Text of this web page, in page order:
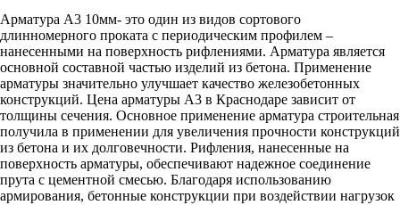
Арматура А3 10мм- это один из видов сортового
длинномерного проката с периодическим профилем –
нанесенными на поверхность рифлениями. Арматура является
основной составной частью изделий из бетона. Применение
арматуры значительно улучшает качество железобетонных
конструкций. Цена арматуры А3 в Краснодаре зависит от
толщины сечения. Основное применение арматура строительная
получила в применении для увеличения прочности конструкций
из бетона и их долговечности. Рифления, нанесенные на
поверхность арматуры, обеспечивают надежное соединение
прута с цементной смесью. Благодаря использованию
армирования, бетонные конструкции при воздействии нагрузок